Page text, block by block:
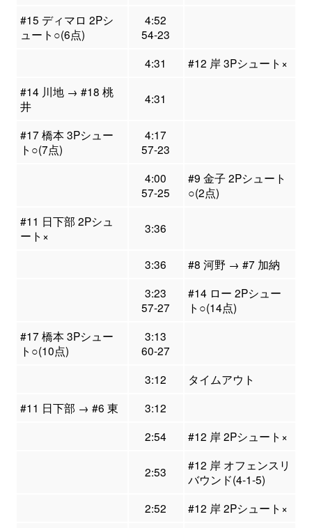
#15 ディマロ 2Pシ
ュート○(6点)
4:52
54-23
4:31
#12 岸 3Pシュート×
#14 川地 → #18 桃
井
4:31
#17 橋本 3Pシュー
ト○(7点)
4:17
57-23
4:00
57-25
#9 金子 2Pシュート
○(2点)
#11 日下部 2Pシュ
ート×
3:36
3:36
#8 河野 → #7 加納
3:23
57-27
#14 ロー 2Pシュー
ト○(14点)
#17 橋本 3Pシュー
ト○(10点)
3:13
60-27
3:12
タイムアウト
#11 日下部 → #6 東
3:12
2:54
#12 岸 2Pシュート×
2:53
#12 岸 オフェンスリ
バウンド(4-1-5)
2:52
#12 岸 2Pシュート×